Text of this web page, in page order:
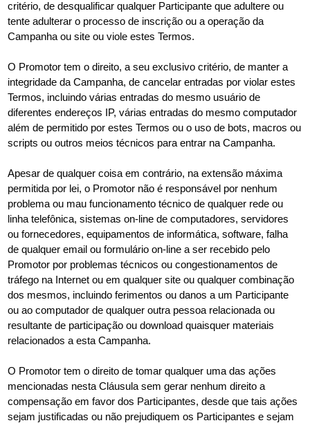
critério, de desqualificar qualquer Participante que adultere ou
tente adulterar o processo de inscrição ou a operação da
Campanha ou site ou viole estes Termos.
O Promotor tem o direito, a seu exclusivo critério, de manter a
integridade da Campanha, de cancelar entradas por violar estes
Termos, incluindo várias entradas do mesmo usuário de
diferentes endereços IP, várias entradas do mesmo computador
além de permitido por estes Termos ou o uso de bots, macros ou
scripts ou outros meios técnicos para entrar na Campanha.
Apesar de qualquer coisa em contrário, na extensão máxima
permitida por lei, o Promotor não é responsável por nenhum
problema ou mau funcionamento técnico de qualquer rede ou
linha telefônica, sistemas on-line de computadores, servidores
ou fornecedores, equipamentos de informática, software, falha
de qualquer email ou formulário on-line a ser recebido pelo
Promotor por problemas técnicos ou congestionamentos de
tráfego na Internet ou em qualquer site ou qualquer combinação
dos mesmos, incluindo ferimentos ou danos a um Participante
ou ao computador de qualquer outra pessoa relacionada ou
resultante de participação ou download quaisquer materiais
relacionados a esta Campanha.
O Promotor tem o direito de tomar qualquer uma das ações
mencionadas nesta Cláusula sem gerar nenhum direito a
compensação em favor dos Participantes, desde que tais ações
sejam justificadas ou não prejudiquem os Participantes e sejam